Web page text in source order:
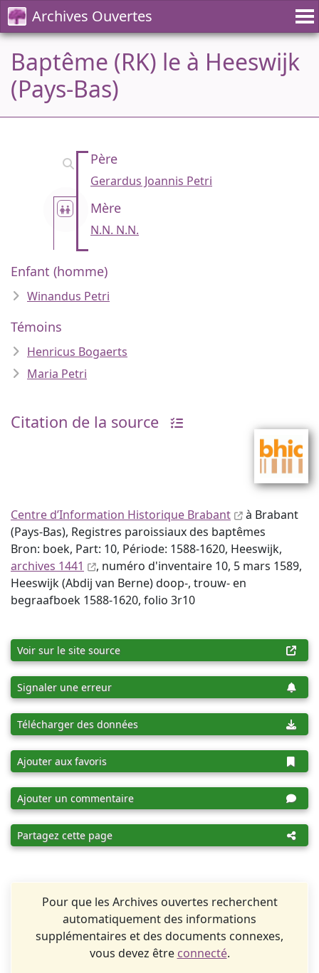
Archives Ouvertes
Baptême (RK) le à Heeswijk
(Pays-Bas)
Père
Gerardus Joannis Petri
Mère
N.N. N.N.
Enfant (homme)
Winandus Petri
Témoins
Henricus Bogaerts
Maria Petri
Citation de la source
Centre d’Information Historique Brabant
à Brabant
(Pays-Bas), Registres paroissiaux des baptêmes
Bron: boek, Part: 10, Période: 1588-1620, Heeswijk,
archives 1441
, numéro d'inventaire 10, 5 mars 1589,
Heeswijk (Abdij van Berne) doop-, trouw- en
begraafboek 1588-1620, folio 3r10
Voir sur le site source
Signaler une erreur
Télécharger des données
Ajouter aux favoris
Ajouter un commentaire
Partagez cette page
Pour que les Archives ouvertes recherchent
automatiquement des informations
supplémentaires et des documents connexes,
vous devez être connecté.